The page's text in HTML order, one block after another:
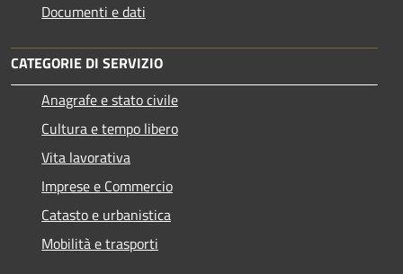
Documenti e dati
CATEGORIE DI SERVIZIO
Anagrafe e stato civile
Cultura e tempo libero
Vita lavorativa
Imprese e Commercio
Catasto e urbanistica
Mobilità e trasporti